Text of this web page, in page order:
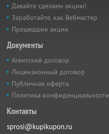
Давайте сделаем акцию!
Заработайте, как Вебмастер
Прошедшие акции
Документы
Агентский договор
Лицензионный договор
Публичная оферта
Политика конфиденциальности
Контакты
sprosi@kupikupon.ru